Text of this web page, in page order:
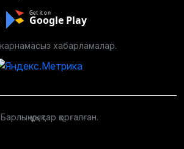
Get it on
Google Play
хабарламалар.
құқықтар қорғалған.